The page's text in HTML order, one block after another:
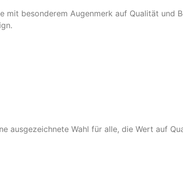
mit besonderem Augenmerk auf Qualität und
ausgezeichnete Wahl für alle, die Wert auf